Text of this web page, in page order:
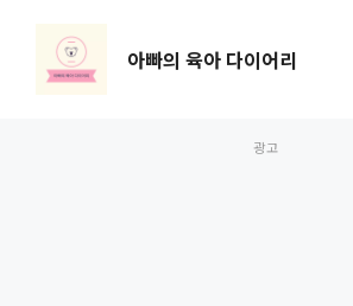
아빠의 육아 다이어리